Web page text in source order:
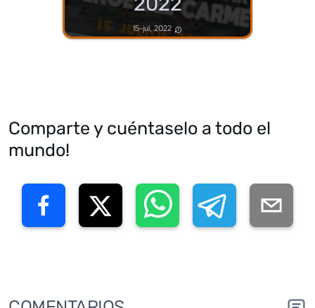
15-jul, 2022
Comparte y cuéntaselo a todo el
mundo!